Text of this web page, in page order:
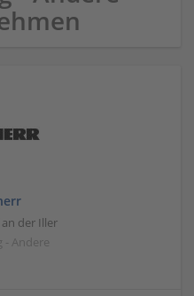
der Iller
- Andere